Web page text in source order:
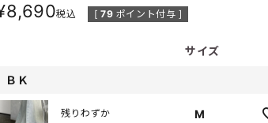
8,690税込 [ 79 ポイント付与 ]
サイズ
ＢＫ
M
残りわずか